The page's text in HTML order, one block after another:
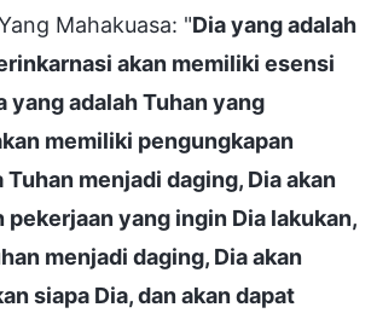
Mahakuasa: "Dia yang adalah
akan memiliki esensi
yang adalah Tuhan yang
memiliki pengungkapan
Tuhan menjadi daging, Dia akan
pekerjaan yang ingin Dia lakukan,
menjadi daging, Dia akan
siapa Dia, dan akan dapat